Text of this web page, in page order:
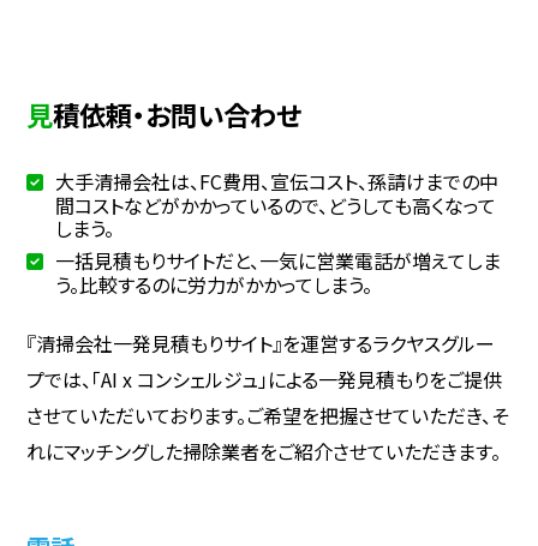
見積依頼・お問い合わせ
大手清掃会社は、FC費用、宣伝コスト、孫請けまでの中
間コストなどがかかっているので、どうしても高くなって
しまう。
一括見積もりサイトだと、一気に営業電話が増えてしま
う。比較するのに労力がかかってしまう。
『清掃会社一発見積もりサイト』を運営するラクヤスグルー
プでは、「AI x コンシェルジュ」による一発見積もりをご提供
させていただいております。ご希望を把握させていただき、そ
れにマッチングした掃除業者をご紹介させていただきます。